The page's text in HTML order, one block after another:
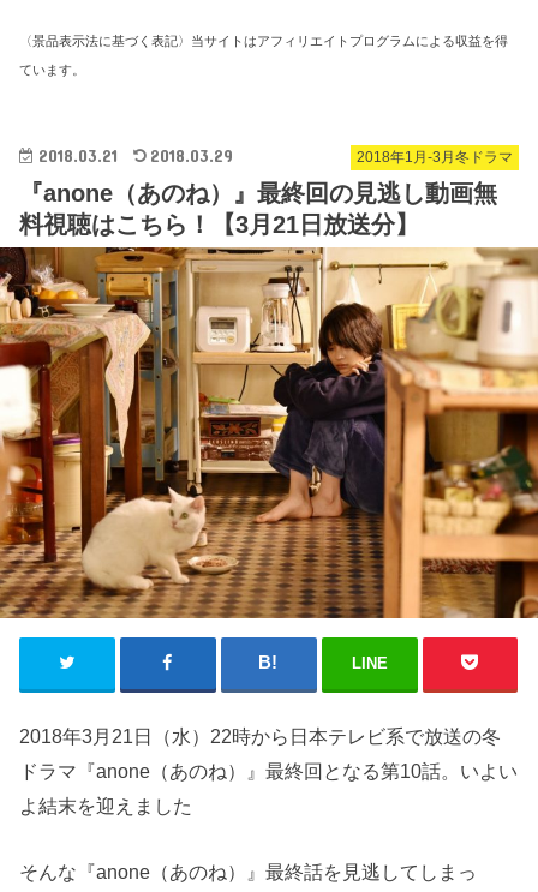
〈景品表示法に基づく表記〉当サイトはアフィリエイトプログラムによる収益を得
ています。
2018年1月-3月冬ドラマ
2018.03.21 2018.03.29
『anone（あのね）』最終回の見逃し動画無
料視聴はこちら！【3月21日放送分】
LINE
2018年3月21日（水）22時から日本テレビ系で放送の冬
ドラマ『anone（あのね）』最終回となる第10話。いよい
よ結末を迎えました
そんな『anone（あのね）』最終話を見逃してしまっ